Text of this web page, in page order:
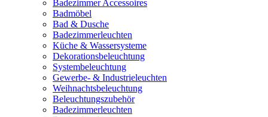
Badezimmer Accessoires
Badmöbel
Bad & Dusche
Badezimmerleuchten
Küche & Wassersysteme
Dekorationsbeleuchtung
Systembeleuchtung
Gewerbe- & Industrieleuchten
Weihnachtsbeleuchtung
Beleuchtungszubehör
Badezimmerleuchten